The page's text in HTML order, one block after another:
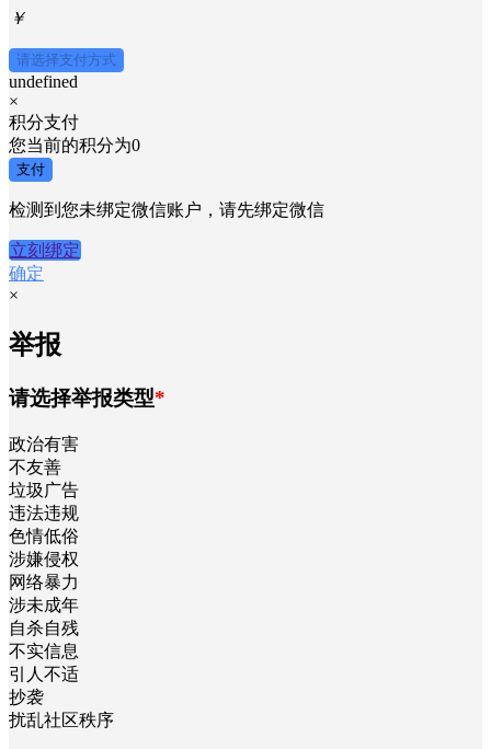
￥
请选择支付方式
undefined
×
积分支付
您当前的积分为0
支付
检测到您未绑定微信账户，请先绑定微信
立刻绑定
确定
×
举报
请选择举报类型*
政治有害
不友善
垃圾广告
违法违规
色情低俗
涉嫌侵权
网络暴力
涉未成年
自杀自残
不实信息
引人不适
抄袭
扰乱社区秩序